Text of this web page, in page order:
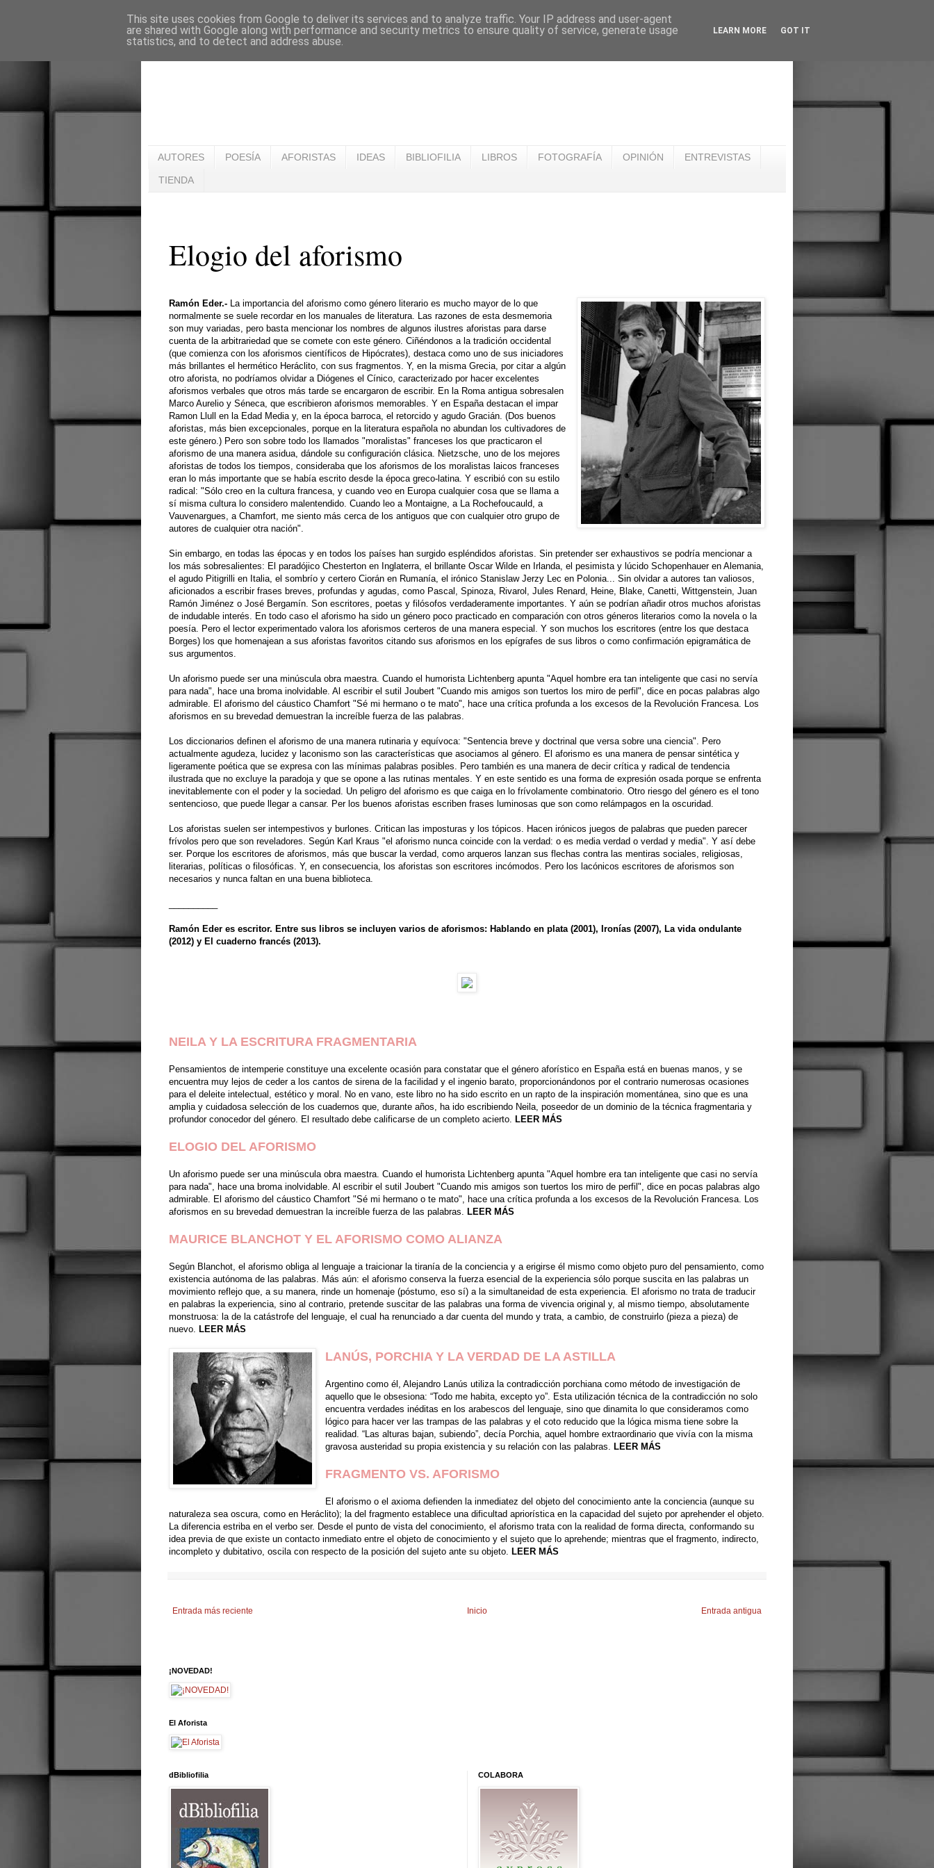
AUTORES POESÍA AFORISTAS IDEAS BIBLIOFILIA LIBROS FOTOGRAFÍA OPINIÓN ENTREVISTAS
TIENDA
Elogio del aforismo
Ramón Eder.- La importancia del aforismo como género literario es mucho mayor de lo que
normalmente se suele recordar en los manuales de literatura. Las razones de esta desmemoria
son muy variadas, pero basta mencionar los nombres de algunos ilustres aforistas para darse
cuenta de la arbitrariedad que se comete con este género. Ciñéndonos a la tradición occidental
(que comienza con los aforismos científicos de Hipócrates), destaca como uno de sus iniciadores
más brillantes el hermético Heráclito, con sus fragmentos. Y, en la misma Grecia, por citar a algún
otro aforista, no podríamos olvidar a Diógenes el Cínico, caracterizado por hacer excelentes
aforismos verbales que otros más tarde se encargaron de escribir. En la Roma antigua sobresalen
Marco Aurelio y Séneca, que escribieron aforismos memorables. Y en España destacan el impar
Ramon Llull en la Edad Media y, en la época barroca, el retorcido y agudo Gracián. (Dos buenos
aforistas, más bien excepcionales, porque en la literatura española no abundan los cultivadores de
este género.) Pero son sobre todo los llamados "moralistas" franceses los que practicaron el
aforismo de una manera asidua, dándole su configuración clásica. Nietzsche, uno de los mejores
aforistas de todos los tiempos, consideraba que los aforismos de los moralistas laicos franceses
eran lo más importante que se había escrito desde la época greco-latina. Y escribió con su estilo
radical: "Sólo creo en la cultura francesa, y cuando veo en Europa cualquier cosa que se llama a
sí misma cultura lo considero malentendido. Cuando leo a Montaigne, a La Rochefoucauld, a
Vauvenargues, a Chamfort, me siento más cerca de los antiguos que con cualquier otro grupo de
autores de cualquier otra nación".
Sin embargo, en todas las épocas y en todos los países han surgido espléndidos aforistas. Sin pretender ser exhaustivos se podría mencionar a
los más sobresalientes: El paradójico Chesterton en Inglaterra, el brillante Oscar Wilde en Irlanda, el pesimista y lúcido Schopenhauer en Alemania,
el agudo Pitigrilli en Italia, el sombrío y certero Ciorán en Rumanía, el irónico Stanislaw Jerzy Lec en Polonia... Sin olvidar a autores tan valiosos,
aficionados a escribir frases breves, profundas y agudas, como Pascal, Spinoza, Rivarol, Jules Renard, Heine, Blake, Canetti, Wittgenstein, Juan
Ramón Jiménez o José Bergamín. Son escritores, poetas y filósofos verdaderamente importantes. Y aún se podrían añadir otros muchos aforistas
de indudable interés. En todo caso el aforismo ha sido un género poco practicado en comparación con otros géneros literarios como la novela o la
poesía. Pero el lector experimentado valora los aforismos certeros de una manera especial. Y son muchos los escritores (entre los que destaca
Borges) los que homenajean a sus aforistas favoritos citando sus aforismos en los epígrafes de sus libros o como confirmación epigramática de
sus argumentos.
Un aforismo puede ser una minúscula obra maestra. Cuando el humorista Lichtenberg apunta "Aquel hombre era tan inteligente que casi no servía
para nada", hace una broma inolvidable. Al escribir el sutil Joubert "Cuando mis amigos son tuertos los miro de perfil", dice en pocas palabras algo
admirable. El aforismo del cáustico Chamfort "Sé mi hermano o te mato", hace una crítica profunda a los excesos de la Revolución Francesa. Los
aforismos en su brevedad demuestran la increíble fuerza de las palabras.
Los diccionarios definen el aforismo de una manera rutinaria y equívoca: "Sentencia breve y doctrinal que versa sobre una ciencia". Pero
actualmente agudeza, lucidez y laconismo son las características que asociamos al género. El aforismo es una manera de pensar sintética y
ligeramente poética que se expresa con las mínimas palabras posibles. Pero también es una manera de decir crítica y radical de tendencia
ilustrada que no excluye la paradoja y que se opone a las rutinas mentales. Y en este sentido es una forma de expresión osada porque se enfrenta
inevitablemente con el poder y la sociedad. Un peligro del aforismo es que caiga en lo frívolamente combinatorio. Otro riesgo del género es el tono
sentencioso, que puede llegar a cansar. Per los buenos aforistas escriben frases luminosas que son como relámpagos en la oscuridad.
Los aforistas suelen ser intempestivos y burlones. Critican las imposturas y los tópicos. Hacen irónicos juegos de palabras que pueden parecer
frívolos pero que son reveladores. Según Karl Kraus "el aforismo nunca coincide con la verdad: o es media verdad o verdad y media". Y así debe
ser. Porque los escritores de aforismos, más que buscar la verdad, como arqueros lanzan sus flechas contra las mentiras sociales, religiosas,
literarias, políticas o filosóficas. Y, en consecuencia, los aforistas son escritores incómodos. Pero los lacónicos escritores de aforismos son
necesarios y nunca faltan en una buena biblioteca.
Ramón Eder es escritor. Entre sus libros se incluyen varios de aforismos: Hablando en plata (2001), Ironías (2007), La vida ondulante
(2012) y El cuaderno francés (2013).
NEILA Y LA ESCRITURA FRAGMENTARIA
Pensamientos de intemperie constituye una excelente ocasión para constatar que el género aforístico en España está en buenas manos, y se
encuentra muy lejos de ceder a los cantos de sirena de la facilidad y el ingenio barato, proporcionándonos por el contrario numerosas ocasiones
para el deleite intelectual, estético y moral. No en vano, este libro no ha sido escrito en un rapto de la inspiración momentánea, sino que es una
amplia y cuidadosa selección de los cuadernos que, durante años, ha ido escribiendo Neila, poseedor de un dominio de la técnica fragmentaria y
profundor conocedor del género. El resultado debe calificarse de un completo acierto. LEER MÁS
ELOGIO DEL AFORISMO
Un aforismo puede ser una minúscula obra maestra. Cuando el humorista Lichtenberg apunta "Aquel hombre era tan inteligente que casi no servía
para nada", hace una broma inolvidable. Al escribir el sutil Joubert "Cuando mis amigos son tuertos los miro de perfil", dice en pocas palabras algo
admirable. El aforismo del cáustico Chamfort "Sé mi hermano o te mato", hace una crítica profunda a los excesos de la Revolución Francesa. Los
aforismos en su brevedad demuestran la increíble fuerza de las palabras. LEER MÁS
MAURICE BLANCHOT Y EL AFORISMO COMO ALIANZA
Según Blanchot, el aforismo obliga al lenguaje a traicionar la tiranía de la conciencia y a erigirse él mismo como objeto puro del pensamiento, como
existencia autónoma de las palabras. Más aún: el aforismo conserva la fuerza esencial de la experiencia sólo porque suscita en las palabras un
movimiento reflejo que, a su manera, rinde un homenaje (póstumo, eso sí) a la simultaneidad de esta experiencia. El aforismo no trata de traducir
en palabras la experiencia, sino al contrario, pretende suscitar de las palabras una forma de vivencia original y, al mismo tiempo, absolutamente
monstruosa: la de la catástrofe del lenguaje, el cual ha renunciado a dar cuenta del mundo y trata, a cambio, de construirlo (pieza a pieza) de
nuevo. LEER MÁS
LANÚS, PORCHIA Y LA VERDAD DE LA ASTILLA
Argentino como él, Alejandro Lanús utiliza la contradicción porchiana como método de investigación de
aquello que le obsesiona: “Todo me habita, excepto yo”. Esta utilización técnica de la contradicción no solo
encuentra verdades inéditas en los arabescos del lenguaje, sino que dinamita lo que consideramos como
lógico para hacer ver las trampas de las palabras y el coto reducido que la lógica misma tiene sobre la
realidad. “Las alturas bajan, subiendo”, decía Porchia, aquel hombre extraordinario que vivía con la misma
gravosa austeridad su propia existencia y su relación con las palabras. LEER MÁS
FRAGMENTO VS. AFORISMO
El aforismo o el axioma defienden la inmediatez del objeto del conocimiento ante la conciencia (aunque su
naturaleza sea oscura, como en Heráclito); la del fragmento establece una dificultad apriorística en la capacidad del sujeto por aprehender el objeto.
La diferencia estriba en el verbo ser. Desde el punto de vista del conocimiento, el aforismo trata con la realidad de forma directa, conformando su
idea previa de que existe un contacto inmediato entre el objeto de conocimiento y el sujeto que lo aprehende; mientras que el fragmento, indirecto,
incompleto y dubitativo, oscila con respecto de la posición del sujeto ante su objeto. LEER MÁS
Entrada más reciente Entrada antigua
Inicio
¡NOVEDAD!
El Aforista
dBibliofilia COLABORA
This site uses cookies from Google to deliver its services and to analyze traffic. Your IP address and user-agent
are shared with Google along with performance and security metrics to ensure quality of service, generate usage
statistics, and to detect and address abuse.
LEARN MORE GOT IT